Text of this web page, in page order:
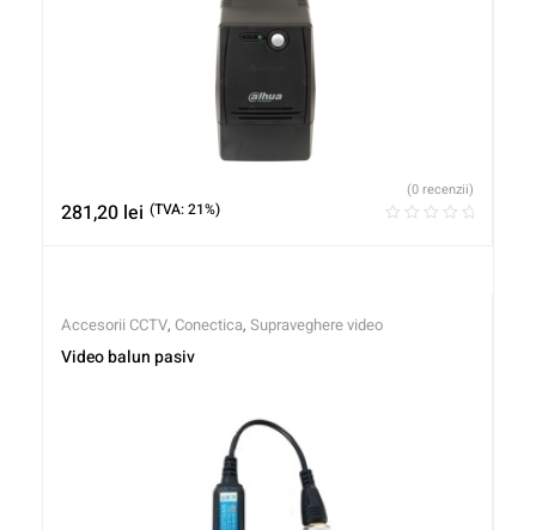
281,20 lei (TVA: 21%)
(0 recenzii)
Accesorii CCTV, Conectica, Supraveghere video
Video balun pasiv